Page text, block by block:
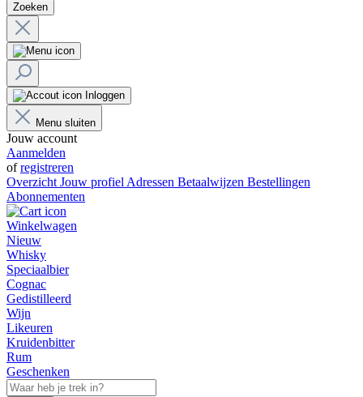
Zoeken
Inloggen
Menu sluiten
Jouw account
Aanmelden
ofregistreren
Overzicht Jouw profiel Adressen Betaalwijzen Bestellingen
Abonnementen
Winkelwagen
Nieuw
Whisky
Speciaalbier
Cognac
Gedistilleerd
Wijn
Likeuren
Kruidenbitter
Rum
Geschenken